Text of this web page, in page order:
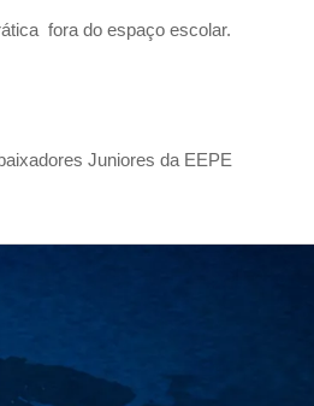
fora do espaço escolar.
Juniores da EEPE